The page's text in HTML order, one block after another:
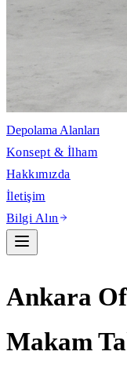
Depolama Alanları
Konsept & İlham
Hakkımızda
İletişim
Bilgi Alın
Ankara
Makam